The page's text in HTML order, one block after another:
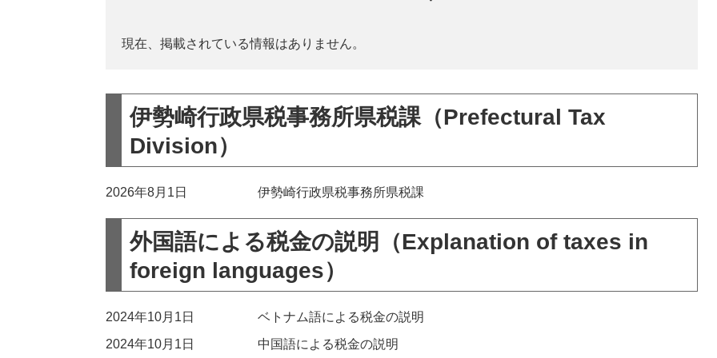
現在、掲載されている情報はありません。
伊勢崎行政県税事務所県税課（Prefectural Tax
Division）
2026年8月1日 伊勢崎行政県税事務所県税課
外国語による税金の説明（Explanation of taxes in
foreign languages）
2024年10月1日
ベトナム語による税金の説明
2024年10月1日
中国語による税金の説明